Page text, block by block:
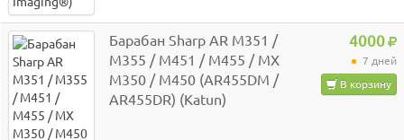
Барабан Sharp AR M351 /
M355 / M451 / M455 / MX
M350 / M450 (AR455DM /
AR455DR) (Katun)
4000
7 дней
В корзину